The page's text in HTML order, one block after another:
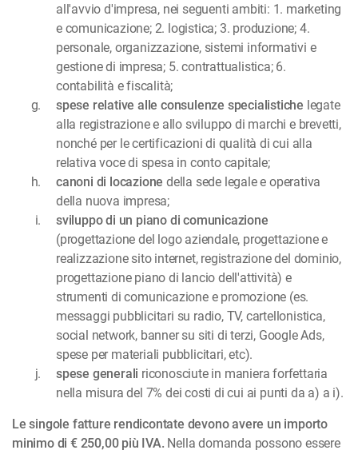
all'avvio d'impresa, nei seguenti ambiti: 1. marketing
e comunicazione; 2. logistica; 3. produzione; 4.
personale, organizzazione, sistemi informativi e
gestione di impresa; 5. contrattualistica; 6.
contabilità e fiscalità;
spese relative alle consulenze specialistiche legate
alla registrazione e allo sviluppo di marchi e brevetti,
nonché per le certificazioni di qualità di cui alla
relativa voce di spesa in conto capitale;
canoni di locazione della sede legale e operativa
della nuova impresa;
sviluppo di un piano di comunicazione
(progettazione del logo aziendale, progettazione e
realizzazione sito internet, registrazione del dominio,
progettazione piano di lancio dell'attività) e
strumenti di comunicazione e promozione (es.
messaggi pubblicitari su radio, TV, cartellonistica,
social network, banner su siti di terzi, Google Ads,
spese per materiali pubblicitari, etc).
spese generali riconosciute in maniera forfettaria
nella misura del 7% dei costi di cui ai punti da a) a i).
Le singole fatture rendicontate devono avere un importo
minimo di € 250,00 più IVA. Nella domanda possono essere